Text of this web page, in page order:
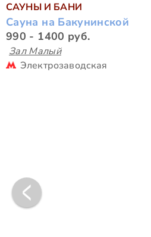
САУНЫ И БАНИ
Сауна на Бакунинской
990 - 1400 руб.
Зал Малый
Электрозаводская